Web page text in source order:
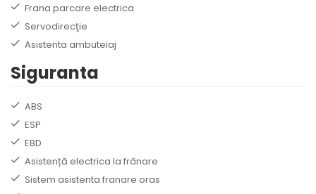
Frana parcare electrica
Servodirecţie
Asistenta ambuteiaj
Siguranta
ABS
ESP
EBD
Asistență electrica la frânare
Sistem asistenta franare oras